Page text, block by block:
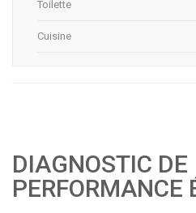
Toilette
Cuisine
DIAGNOSTIC DE
PERFORMANCE